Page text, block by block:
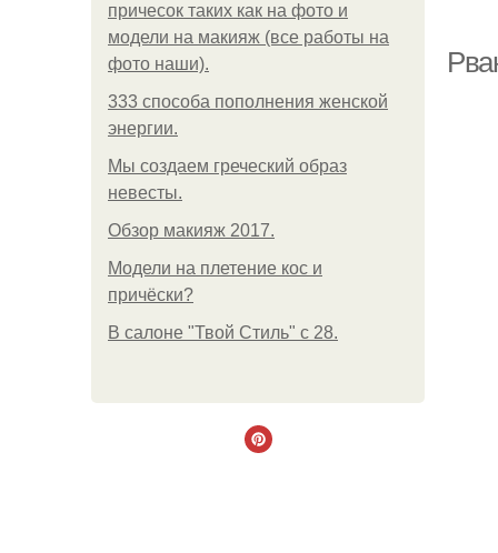
причесок таких как на фото и
модели на макияж (все работы на
фото наши).
333 способа пополнения женской
энергии.
Мы создаем греческий образ
невесты.
Обзор макияж 2017.
Модели на плетение кос и
причёски?
В салоне "Твой Стиль" с 28.